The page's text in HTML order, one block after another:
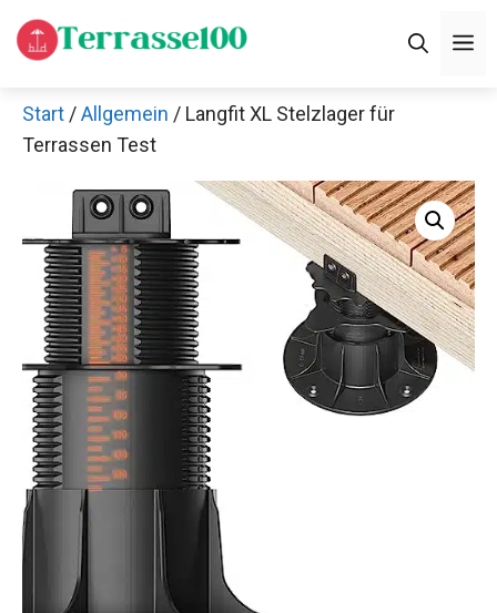
Zum
Inhalt
Start /Allgemein / Langfit XL Stelzlager für
Terrassen Test